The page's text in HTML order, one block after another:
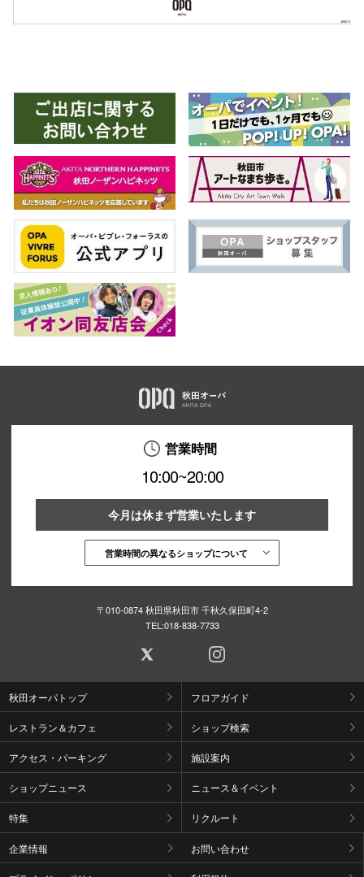
営業時間
10:00~20:00
今月は休まず営業いたします
営業時間の異なるショップについて
〒010-0874 秋田県秋田市 千秋久保田町4-2
TEL:018-838-7733
秋田オーパトップ フロアガイド
レストラン＆カフェ ショップ検索
アクセス・パーキング 施設案内
ショップニュース ニュース＆イベント
特集 リクルート
企業情報 お問い合わせ
秋田オ
高崎オ
新百合丘